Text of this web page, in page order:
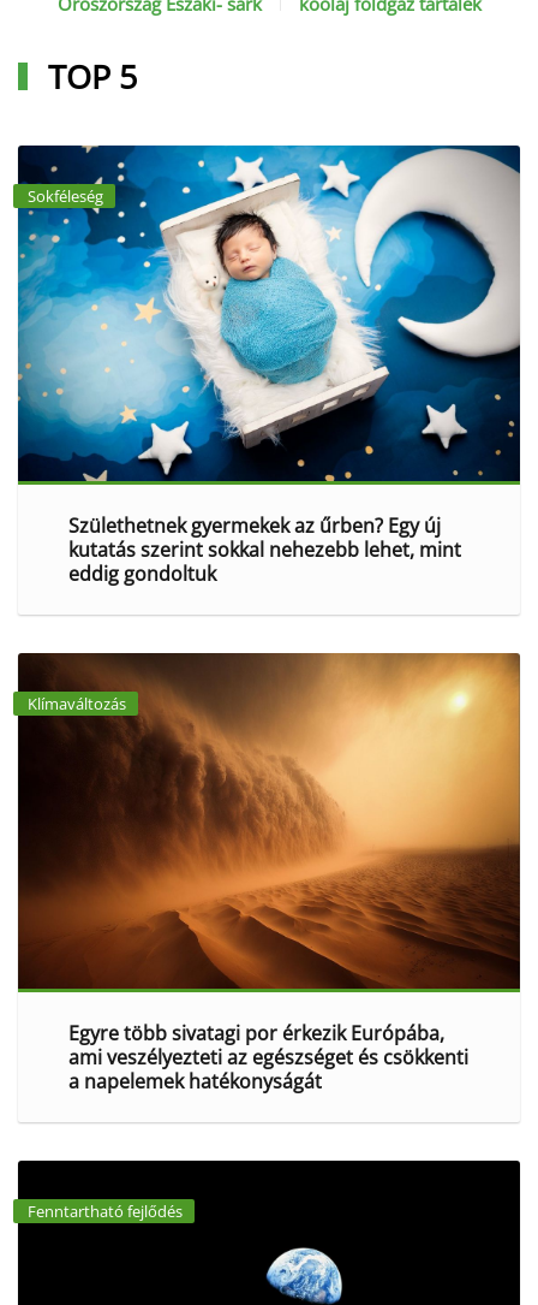
TOP 5
Sokféleség
Születhetnek gyermekek az űrben? Egy új
kutatás szerint sokkal nehezebb lehet, mint
eddig gondoltuk
Klímaváltozás
Egyre több sivatagi por érkezik Európába,
ami veszélyezteti az egészséget és csökkenti
a napelemek hatékonyságát
Fenntartható fejlődés